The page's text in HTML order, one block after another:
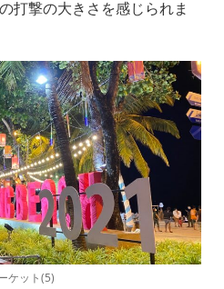
打撃の大きさを感じられま
ケット(5)